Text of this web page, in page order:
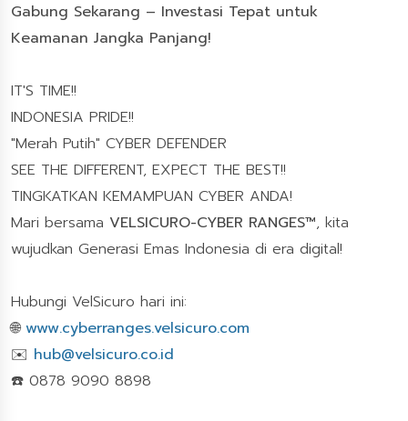
Gabung Sekarang – Investasi Tepat untuk
Keamanan Jangka Panjang!
IT'S TIME!!
INDONESIA PRIDE!!
"Merah Putih" CYBER DEFENDER
SEE THE DIFFERENT, EXPECT THE BEST!!
TINGKATKAN KEMAMPUAN CYBER ANDA!
Mari bersama VELSICURO-CYBER RANGES™, kita
wujudkan Generasi Emas Indonesia di era digital!
Hubungi VelSicuro hari ini:
🌐 www.cyberranges.velsicuro.com
✉️ hub@velsicuro.co.id
☎️ 0878 9090 8898